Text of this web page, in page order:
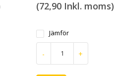
(72,90 Inkl. moms)
Jämför
- +